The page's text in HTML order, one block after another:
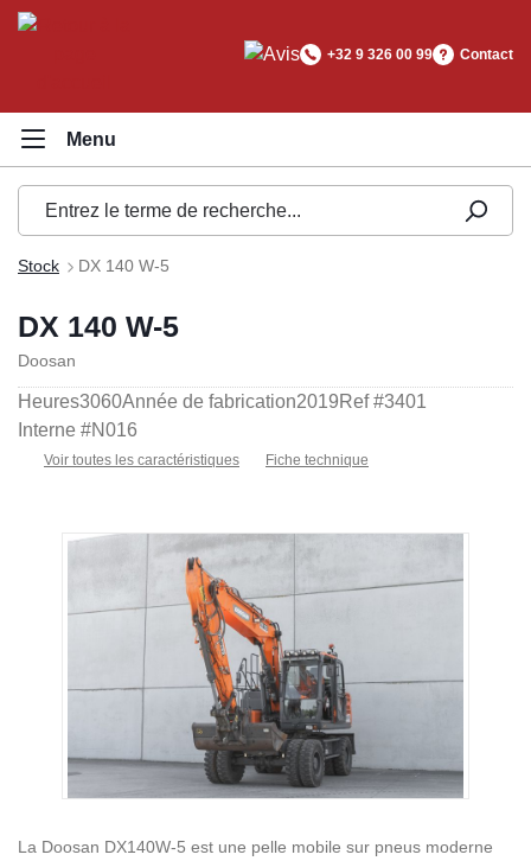
principal
+32 9 326 00 99 Contact
Stock DX 140 W-5
DX 140 W-5
Doosan
Heures3060Année de fabrication2019Ref #3401
Interne #N016
Voir toutes les caractéristiques Fiche technique
Ignorer la galerie d'images
La Doosan DX140W-5 est une pelle mobile sur pneus moderne